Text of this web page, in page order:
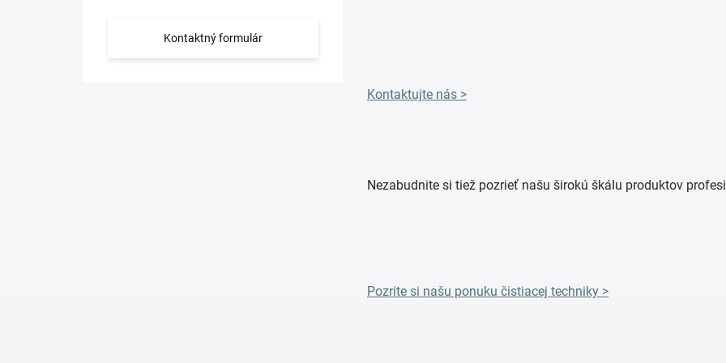
Kontaktný formulár
Kontaktujte nás >
Nezabudnite si tiež pozrieť našu širokú škálu produktov
Pozrite si našu ponuku čistiacej techniky >